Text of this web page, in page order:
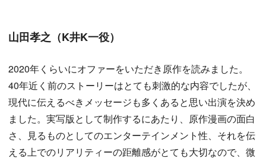
山田孝之（K井K一役）
2020年くらいにオファーをいただき原作を読みました。
40年近く前のストーリーはとても刺激的な内容でしたが、
現代に伝えるべきメッセージも多くあると思い出演を決め
ました。実写版として制作するにあたり、原作漫画の面白
さ、見るものとしてのエンターテインメント性、それを伝
える上でのリアリティーの距離感がとても大切なので、微